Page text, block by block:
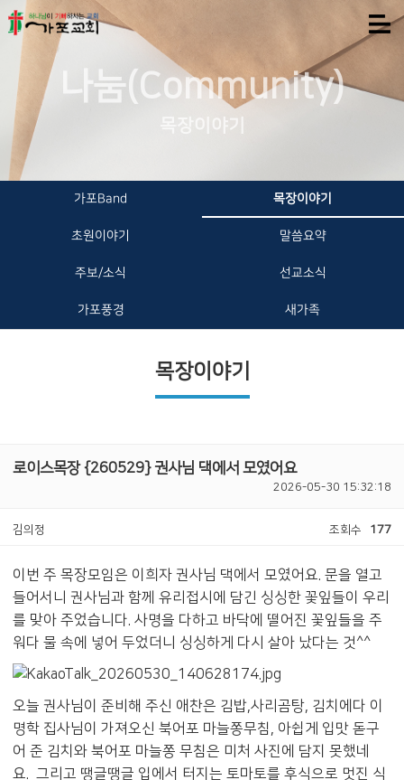
나눔(Community)
목장이야기
가포Band 목장이야기
초원이야기 말씀요약
주보/소식 선교소식
가포풍경 새가족
목장이야기
로이스목장 {260529} 권사님 댁에서 모였어요
2026-05-30 15:32:18
김의정 조회수 177
이번 주 목장모임은 이희자 권사님 댁에서 모였어요. 문을 열고
들어서니 권사님과 함께 유리접시에 담긴 싱싱한 꽃잎들이 우리
를 맞아 주었습니다. 사명을 다하고 바닥에 떨어진 꽃잎들을 주
워다 물 속에 넣어 두었더니 싱싱하게 다시 살아 났다는 것^^
오늘 권사님이 준비해 주신 애찬은 김밥,사리곰탕, 김치에다 이
명학 집사님이 가져오신 북어포 마늘쫑무침, 아쉽게 입맛 돋구
어 준 김치와 북어포 마늘쫑 무침은 미처 사진에 담지 못했네
요. 그리고 땡글땡글 입에서 터지는 토마토를 후식으로 멋진 식